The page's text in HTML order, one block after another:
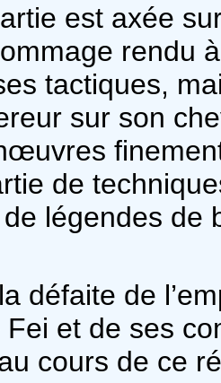
est axée
rendu
tactiques,
sur son
de
de légendes
défaite de
Fei et de ses
cours de ce